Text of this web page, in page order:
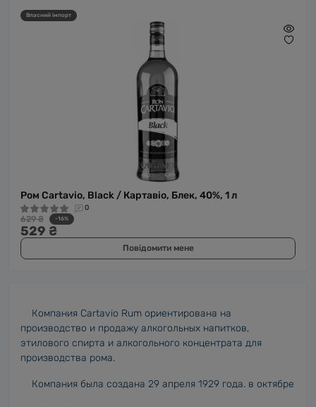
Власний імпорт
Ром Cartavio, Black / Картавіо, Блек, 40%, 1 л
0
629 ₴ -16%
529 ₴
Повідомити мене
Компания Cartavio Rum ориентирована на
производство и продажу алкогольных напитков,
этилового спирта и алкогольного концентрата для
производства рома.
Компания была создана 29 апреля 1929 года. в октябре